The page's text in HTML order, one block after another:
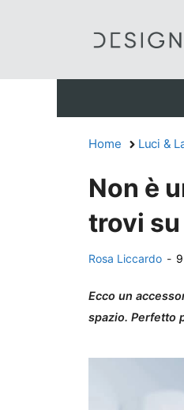
Home Luci &
Non è
trovi
Rosa Liccardo -
Ecco un
spazio. Perfetto